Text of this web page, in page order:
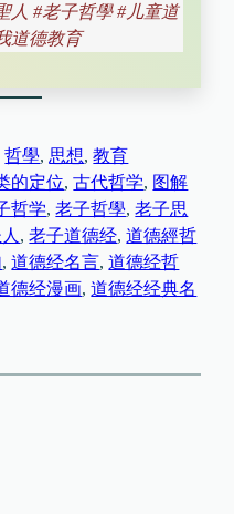
人 #老子哲學 #儿童道
道德教育
哲學, 思想, 教育
的定位, 古代哲学, 图解
哲学, 老子哲學, 老子思
, 老子道德经, 道德經哲
, 道德经名言, 道德经哲
德经漫画, 道德经经典名